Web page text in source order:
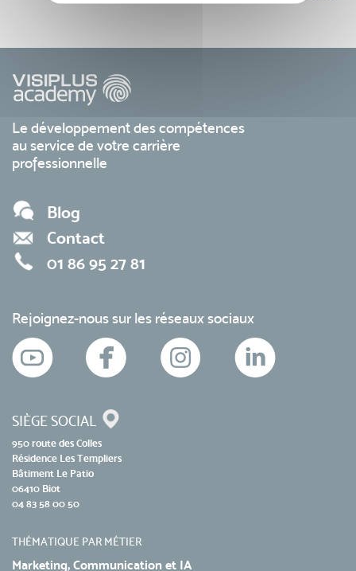
Le développement des compétences
au service de votre carrière
professionnelle
Blog
Contact
01 86 95 27 81
Rejoignez-nous sur les réseaux sociaux
SIÈGE SOCIAL
950 route des Colles
Résidence Les Templiers
Bâtiment Le Patio
06410 Biot
04 83 58 00 50
THÉMATIQUE PAR MÉTIER
Marketing, Communication et IA